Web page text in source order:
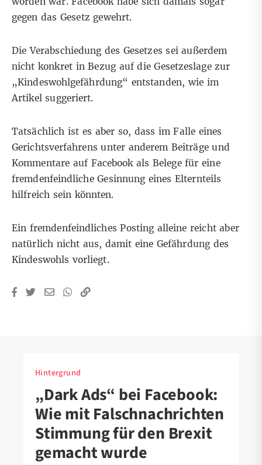
gegen das Gesetz gewehrt.
Die Verabschiedung des Gesetzes sei außerdem
nicht konkret in Bezug auf die Gesetzeslage zur
„Kindeswohlgefährdung“ entstanden, wie im
Artikel suggeriert.
Tatsächlich ist es aber so, dass im Falle eines
Gerichtsverfahrens unter anderem Beiträge und
Kommentare auf Facebook als Belege für eine
fremdenfeindliche Gesinnung eines Elternteils
hilfreich sein könnten.
Ein fremdenfeindliches Posting alleine reicht aber
natürlich nicht aus, damit eine Gefährdung des
Kindeswohls vorliegt.
Hintergrund
„Dark Ads“ bei Facebook:
Wie mit Falschnachrichten
Stimmung für den Brexit
gemacht wurde